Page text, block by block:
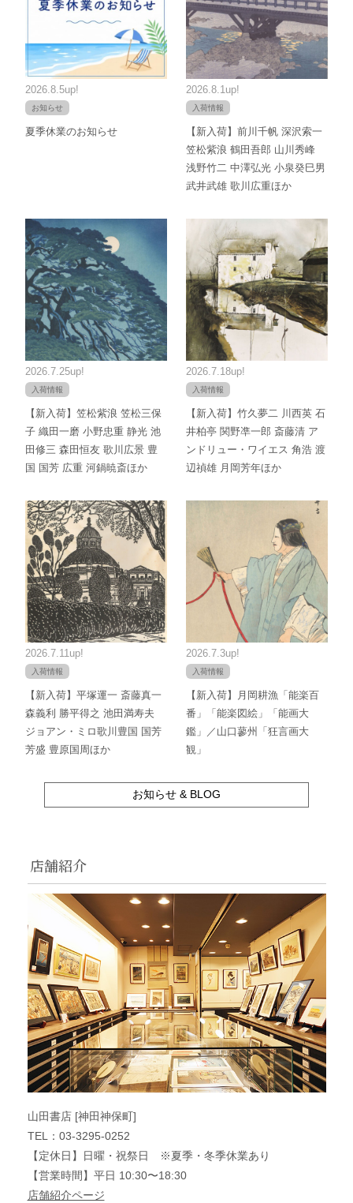
2026.8.5up!
お知らせ
夏季休業のお知らせ
2026.8.1up!
入荷情報
【新入荷】前川千帆 深沢索一
笠松紫浪 鶴田吾郎 山川秀峰
浅野竹二 中澤弘光 小泉癸巳男
武井武雄 歌川広重ほか
2026.7.25up!
入荷情報
【新入荷】笠松紫浪 笠松三保
子 織田一磨 小野忠重 静光 池
田修三 森田恒友 歌川広景 豊
国 国芳 広重 河鍋暁斎ほか
2026.7.18up!
入荷情報
【新入荷】竹久夢二 川西英 石
井柏亭 関野凖一郎 斎藤清 ア
ンドリュー・ワイエス 角浩 渡
辺禎雄 月岡芳年ほか
2026.7.11up!
入荷情報
【新入荷】平塚運一 斎藤真一
森義利 勝平得之 池田満寿夫
ジョアン・ミロ歌川豊国 国芳
芳盛 豊原国周ほか
2026.7.3up!
入荷情報
【新入荷】月岡耕漁「能楽百
番」「能楽図絵」「能画大
鑑」／山口蓼州「狂言画大
観」
お知らせ & BLOG
店舗紹介
山田書店 [神田神保町]
TEL：03-3295-0252
【定休日】日曜・祝祭日 ※夏季・冬季休業あり
【営業時間】平日 10:30〜18:30
店舗紹介ページ